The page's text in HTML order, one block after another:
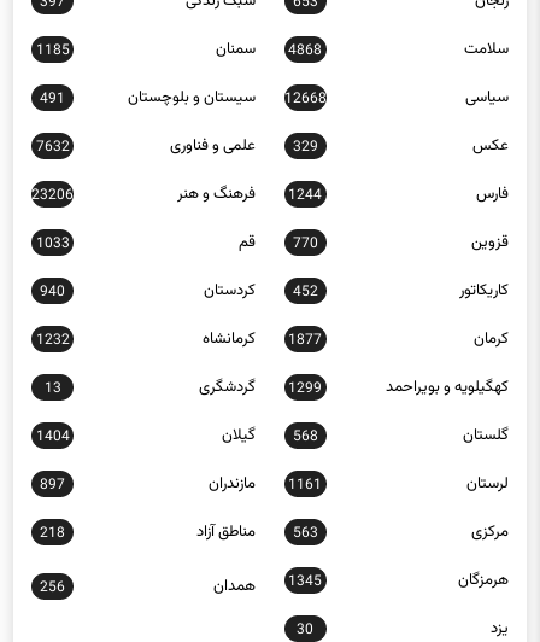
سلامت 4868 سمنان 1185
سیاسی 12668 سیستان و بلوچستان 491
عکس 329 علمی و فناوری 7632
فارس 1244 فرهنگ و هنر 23206
قزوین 770 قم 1033
کاریکاتور 452 کردستان 940
کرمان 1877 کرمانشاه 1232
کهگیلویه و بویراحمد 1299 گردشگری 13
گلستان 568 گیلان 1404
لرستان 1161 مازندران 897
مرکزی 563 مناطق آزاد 218
هرمزگان 1345 همدان 256
یزد 30